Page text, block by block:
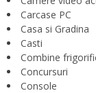
Carcase PC
Casa si Gradina
Casti
Combine
Concursuri
Console